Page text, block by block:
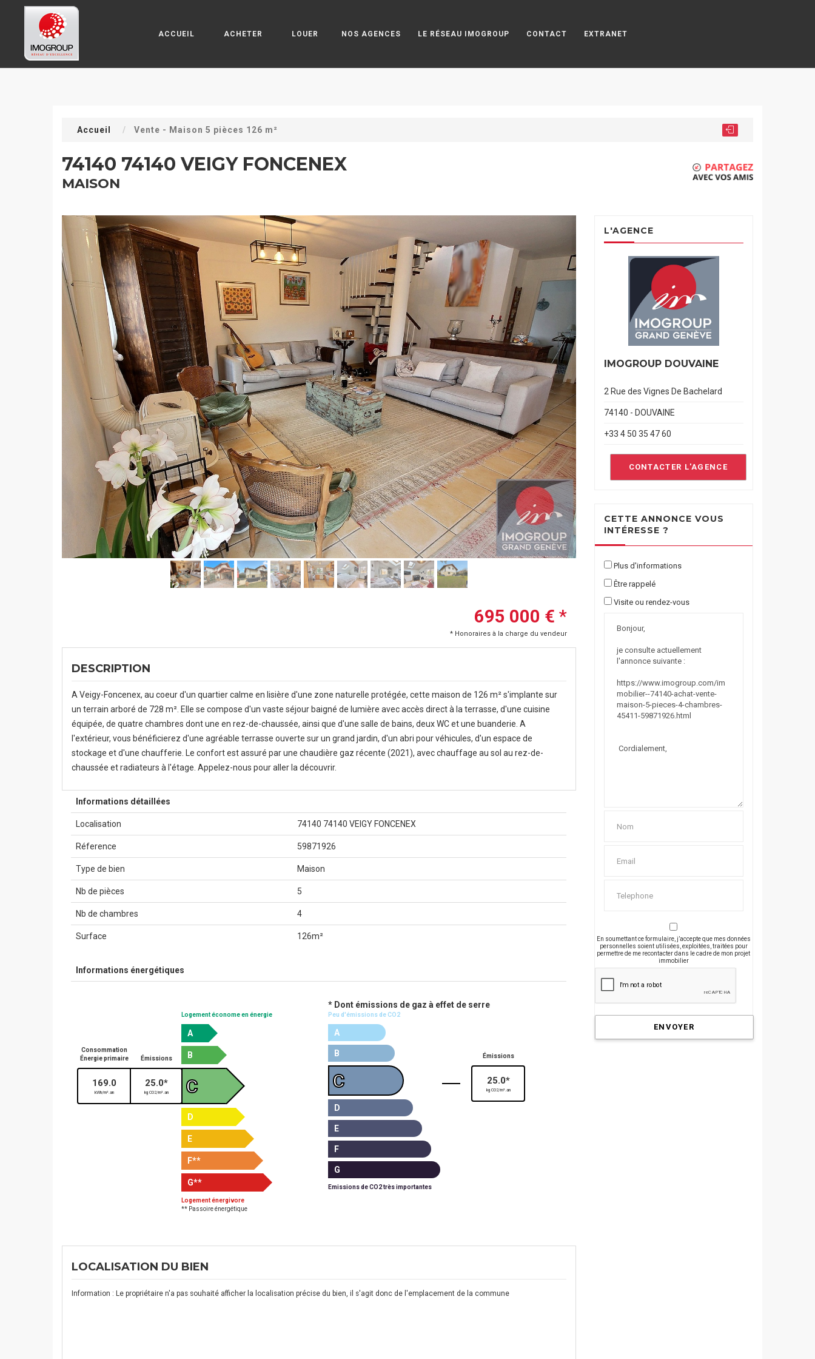
ACCUEIL ACHETER LOUER NOS AGENCES LE RÉSEAU IMOGROUP CONTACT EXTRANET
Accueil Vente - Maison 5 pièces 126 m²
74140 74140 VEIGY FONCENEX
MAISON
695 000 € *
* Honoraires à la charge du vendeur
DESCRIPTION
A Veigy-Foncenex, au coeur d'un quartier calme en lisière d'une zone naturelle protégée, cette maison de 126 m² s'implante sur
un terrain arboré de 728 m². Elle se compose d'un vaste séjour baigné de lumière avec accès direct à la terrasse, d'une cuisine
équipée, de quatre chambres dont une en rez-de-chaussée, ainsi que d'une salle de bains, deux WC et une buanderie. A
l'extérieur, vous bénéficierez d'une agréable terrasse ouverte sur un grand jardin, d'un abri pour véhicules, d'un espace de
stockage et d'une chaufferie. Le confort est assuré par une chaudière gaz récente (2021), avec chauffage au sol au rez-de-
chaussée et radiateurs à l'étage. Appelez-nous pour aller la découvrir.
Informations détaillées
Localisation 74140 74140 VEIGY FONCENEX
Réference 59871926
Type de bien Maison
Nb de pièces 5
Nb de chambres 4
Surface 126m²
Informations énergétiques
Logement économe en énergie
A
B
169.0
kWh/m².an
Consommation
Énergie primaire
25.0*
kg CO2/m².an
Émissions
C
D
E
F**
G**
Logement énergivore
** Passoire énergétique
* Dont émissions de gaz à effet de serre
Peu d'émissions de CO2
A
B
25.0*
kg CO2/m².an
Émissions
C
D
E
F
G
Emissions de CO2 très importantes
L'AGENCE
IMOGROUP DOUVAINE
2 Rue des Vignes De Bachelard
74140 - DOUVAINE
+33 4 50 35 47 60
CONTACTER L'AGENCE
CETTE ANNONCE VOUS
INTÉRESSE ?
Plus d'informations
Être rappelé
Visite ou rendez-vous
En soumettant ce formulaire, j’accepte que mes données
personnelles soient utilisées, exploitées, traitées pour
permettre de me recontacter dans le cadre de mon projet
immobilier
ENVOYER
LOCALISATION DU BIEN
Information : Le propriétaire n'a pas souhaité afficher la localisation précise du bien, il s'agit donc de l'emplacement de la commune